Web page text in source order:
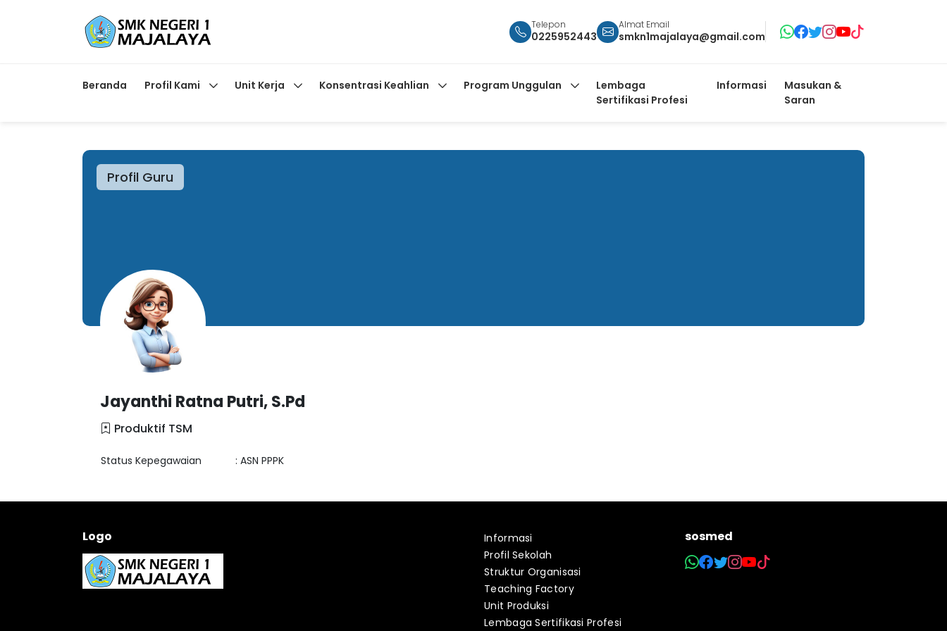
Telepon
0225952443
Almat Email
smkn1majalaya@gmail.com
Beranda Profil Kami Unit Kerja Konsentrasi Keahlian Program Unggulan
Lembaga
Sertifikasi Profesi
Informasi
Masukan &
Saran
Profil Guru
Jayanthi Ratna Putri, S.Pd
Produktif TSM
Status Kepegawaian : ASN PPPK
Logo
Informasi
Profil Sekolah
Struktur Organisasi
Teaching Factory
Unit Produksi
Lembaga Sertifikasi Profesi
sosmed